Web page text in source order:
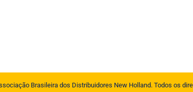
Brasileira dos Distribuidores New Holland. Todos os